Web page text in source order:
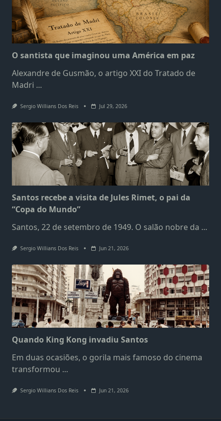
O santista que imaginou uma América em paz
Alexandre de Gusmão, o artigo XXI do Tratado de
Madri ...
Sergio Willians Dos Reis Jul 29, 2026
Santos recebe a visita de Jules Rimet, o pai da
“Copa do Mundo”
Santos, 22 de setembro de 1949. O salão nobre da ...
Sergio Willians Dos Reis Jun 21, 2026
Quando King Kong invadiu Santos
Em duas ocasiões, o gorila mais famoso do cinema
transformou ...
Sergio Willians Dos Reis Jun 21, 2026